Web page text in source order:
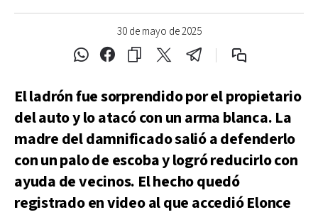
30 de mayo de 2025
El ladrón fue sorprendido por el propietario
del auto y lo atacó con un arma blanca. La
madre del damnificado salió a defenderlo
con un palo de escoba y logró reducirlo con
ayuda de vecinos. El hecho quedó
registrado en video al que accedió Elonce